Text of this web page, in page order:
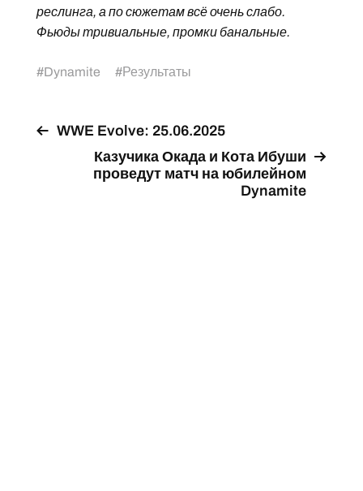
реслинга, а по сюжетам всё очень слабо.
Фьюды тривиальные, промки банальные.
#Dynamite #Результаты
WWE Evolve: 25.06.2025
Казучика Окада и Кота Ибуши
проведут матч на юбилейном
Dynamite